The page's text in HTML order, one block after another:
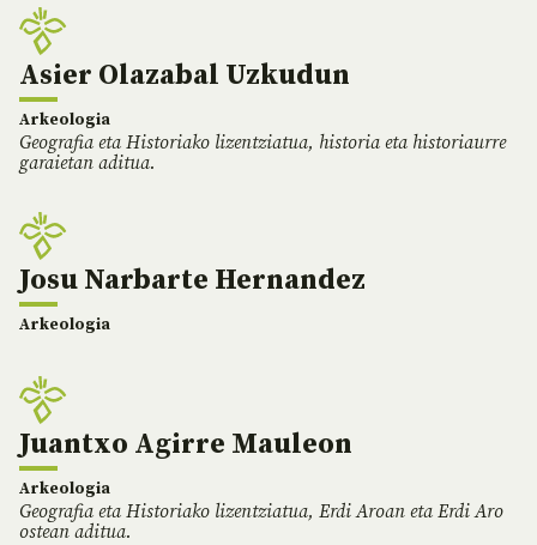
Asier Olazabal Uzkudun
Arkeologia
Geografia eta Historiako lizentziatua, historia eta historiaurre
garaietan aditua.
Josu Narbarte Hernandez
Arkeologia
Juantxo Agirre Mauleon
Arkeologia
Geografia eta Historiako lizentziatua, Erdi Aroan eta Erdi Aro
ostean aditua.